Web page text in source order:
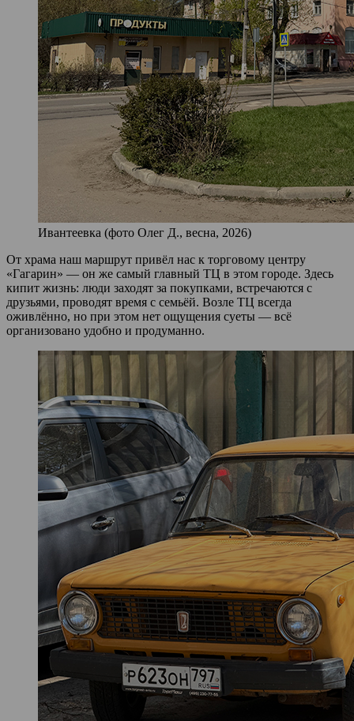
Ивантеевка (фото Олег Д., весна, 2026)
От храма наш маршрут привёл нас к торговому центру
«Гагарин» — он же самый главный ТЦ в этом городе. Здесь
кипит жизнь: люди заходят за покупками, встречаются с
друзьями, проводят время с семьёй. Возле ТЦ всегда
оживлённо, но при этом нет ощущения суеты — всё
организовано удобно и продуманно.